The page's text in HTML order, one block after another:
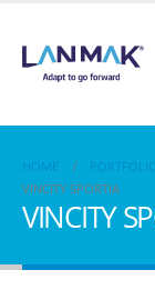
HOME
VINCITY SPORTIA
VINCITY